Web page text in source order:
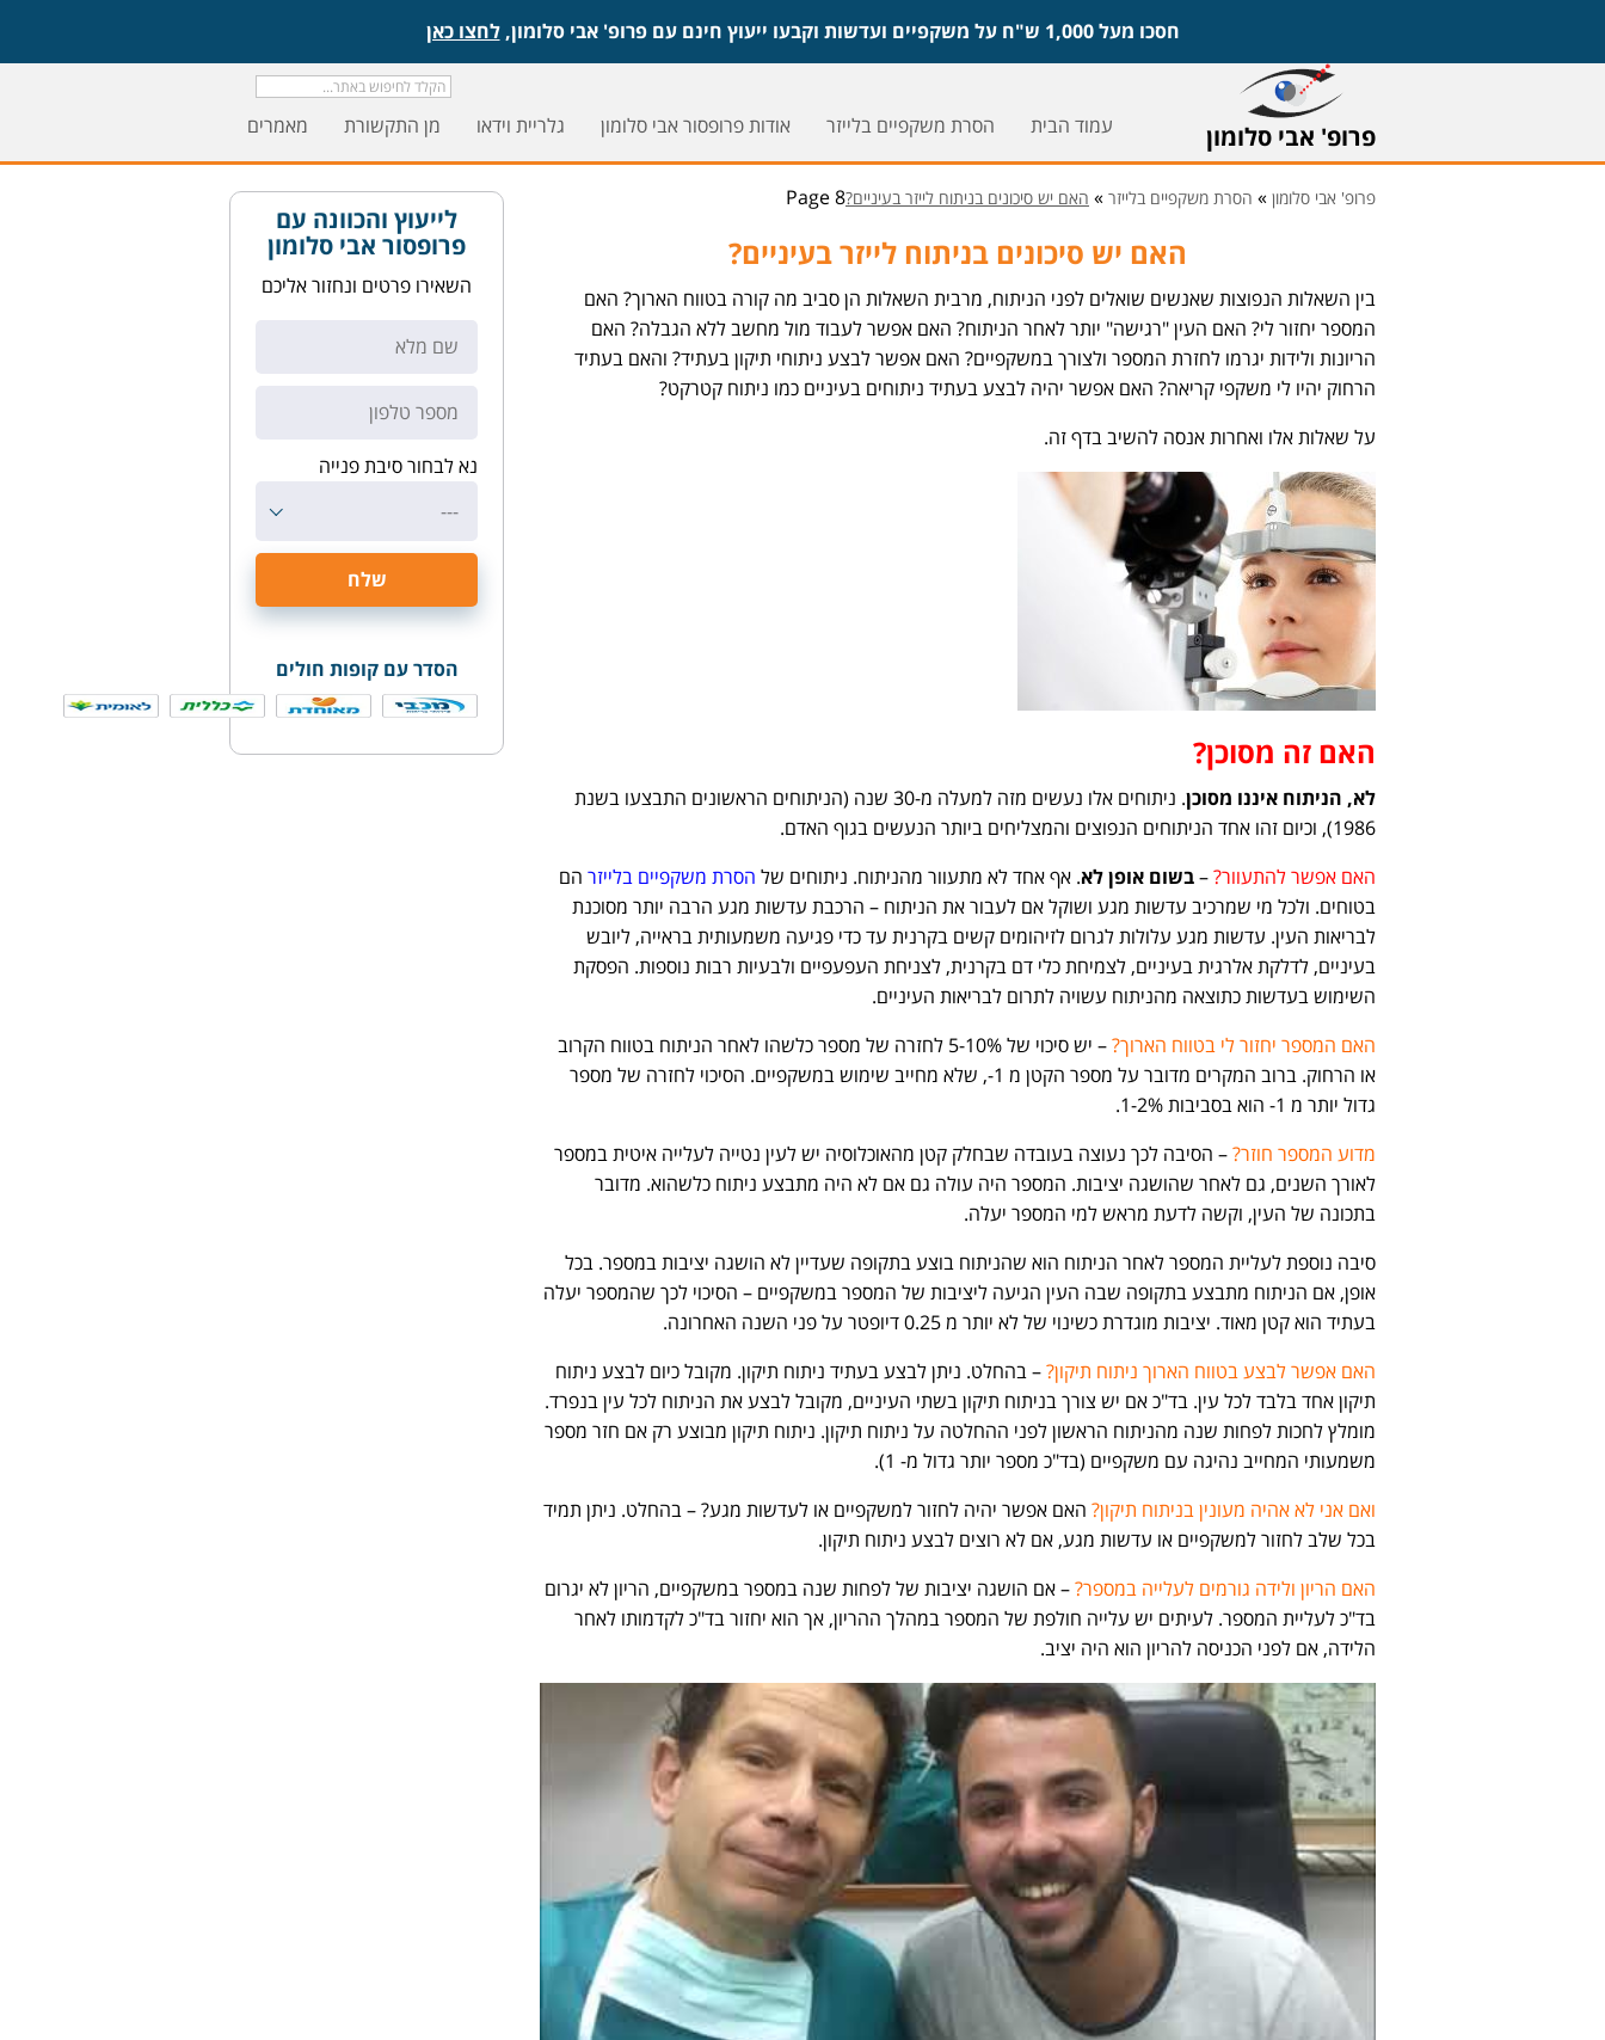
חסכו מעל 1,000 ש"ח על משקפיים ועדשות וקבעו ייעוץ חינם עם פרופ' אבי סלומון, לחצו כאן
פרופ' אבי סלומון עמוד הבית הסרת משקפיים בלייזר אודות פרופסור אבי סלומון גלריית וידאו מן התקשורת מאמרים
פרופ' אבי סלומון » הסרת משקפיים בלייזר » האם יש סיכונים בניתוח לייזר בעיניים?Page 8
האם יש סיכונים בניתוח לייזר בעיניים?
בין השאלות הנפוצות שאנשים שואלים לפני הניתוח, מרבית השאלות הן סביב מה קורה בטווח הארוך? האם
המספר יחזור לי? האם העין "רגישה" יותר לאחר הניתוח? האם אפשר לעבוד מול מחשב ללא הגבלה? האם
הריונות ולידות יגרמו לחזרת המספר ולצורך במשקפיים? האם אפשר לבצע ניתוחי תיקון בעתיד? והאם בעתיד
הרחוק יהיו לי משקפי קריאה? האם אפשר יהיה לבצע בעתיד ניתוחים בעיניים כמו ניתוח קטרקט?
על שאלות אלו ואחרות אנסה להשיב בדף זה.
האם זה מסוכן?
לא, הניתוח איננו מסוכן
. ניתוחים אלו נעשים מזה למעלה מ-30 שנה (הניתוחים הראשונים התבצעו בשנת
1986), וכיום זהו אחד הניתוחים הנפוצים והמצליחים ביותר הנעשים בגוף האדם.
האם אפשר להתעוור?–בשום אופן לא. אף אחד לא מתעוור מהניתוח. ניתוחים של הסרת משקפיים בלייזר הם
בטוחים. ולכל מי שמרכיב עדשות מגע ושוקל אם לעבור את הניתוח – הרכבת עדשות מגע הרבה יותר מסוכנת
לבריאות העין. עדשות מגע עלולות לגרום לזיהומים קשים בקרנית עד כדי פגיעה משמעותית בראייה, ליובש
בעיניים, לדלקת אלרגית בעיניים, לצמיחת כלי דם בקרנית, לצניחת העפעפיים ולבעיות רבות נוספות. הפסקת
השימוש בעדשות כתוצאה מהניתוח עשויה לתרום לבריאות העיניים.
האם המספר יחזור לי בטווח הארוך?
– יש סיכוי של 5-10% לחזרה של מספר כלשהו לאחר הניתוח בטווח הקרוב
או הרחוק. ברוב המקרים מדובר על מספר הקטן מ 1-, שלא מחייב שימוש במשקפיים. הסיכוי לחזרה של מספר
גדול יותר מ 1- הוא בסביבות 1-2%.
מדוע המספר חוזר?– הסיבה לכך נעוצה בעובדה שבחלק קטן מהאוכלוסיה יש לעין נטייה לעלייה איטית במספר
לאורך השנים, גם לאחר שהושגה יציבות. המספר היה עולה גם אם לא היה מתבצע ניתוח כלשהוא. מדובר
בתכונה של העין, וקשה לדעת מראש למי המספר יעלה.
סיבה נוספת לעליית המספר לאחר הניתוח הוא שהניתוח בוצע בתקופה שעדיין לא הושגה יציבות במספר. בכל
אופן, אם הניתוח מתבצע בתקופה שבה העין הגיעה ליציבות של המספר במשקפיים – הסיכוי לכך שהמספר יעלה
בעתיד הוא קטן מאוד. יציבות מוגדרת כשינוי של לא יותר מ 0.25 דיופטר על פני השנה האחרונה.
האם אפשר לבצע בטווח הארוך ניתוח תיקון?– בהחלט. ניתן לבצע בעתיד ניתוח תיקון. מקובל כיום לבצע ניתוח
תיקון אחד בלבד לכל עין. בד"כ אם יש צורך בניתוח תיקון בשתי העיניים, מקובל לבצע את הניתוח לכל עין בנפרד.
מומלץ לחכות לפחות שנה מהניתוח הראשון לפני ההחלטה על ניתוח תיקון. ניתוח תיקון מבוצע רק אם חזר מספר
משמעותי המחייב נהיגה עם משקפיים (בד"כ מספר יותר גדול מ- 1).
ואם אני לא אהיה מעונין בניתוח תיקון? האם אפשר יהיה לחזור למשקפיים או לעדשות מגע? – בהחלט. ניתן תמיד
בכל שלב לחזור למשקפיים או עדשות מגע, אם לא רוצים לבצע ניתוח תיקון.
האם הריון ולידה גורמים לעלייה במספר?– אם הושגה יציבות של לפחות שנה במספר במשקפיים, הריון לא יגרום
בד"כ לעליית המספר. לעיתים יש עלייה חולפת של המספר במהלך ההריון, אך הוא יחזור בד"כ לקדמותו לאחר
הלידה, אם לפני הכניסה להריון הוא היה יציב.
לייעוץ והכוונה עם
פרופסור אבי סלומון
השאירו פרטים ונחזור אליכם
נא לבחור סיבת פנייה
---
הסדר עם קופות חולים